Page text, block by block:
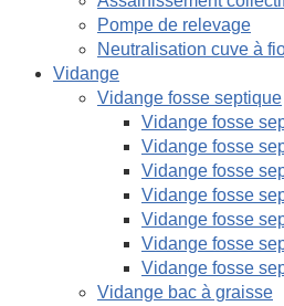
Pompe de relevage
Neutralisation cuve à
Vidange
Vidange fosse septique
Vidange fosse
Vidange fosse
Vidange fosse
Vidange fosse
Vidange fosse
Vidange fosse
Vidange fosse
Vidange bac à graisse